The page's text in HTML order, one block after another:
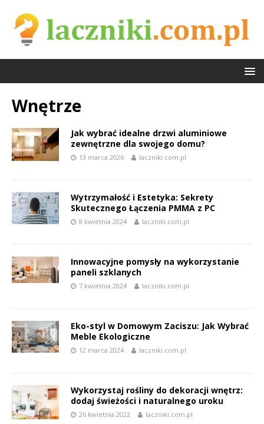
Wnętrze
Jak wybrać idealne drzwi aluminiowe
zewnętrzne dla swojego domu?
13 marca 2026 laczniki.com.pl
Wytrzymałość i Estetyka: Sekrety
Skutecznego Łączenia PMMA z PC
8 kwietnia 2024 laczniki.com.pl
Innowacyjne pomysły na wykorzystanie
paneli szklanych
7 kwietnia 2024 laczniki.com.pl
Eko-styl w Domowym Zaciszu: Jak Wybrać
Meble Ekologiczne
12 marca 2024 laczniki.com.pl
Wykorzystaj rośliny do dekoracji wnętrz:
dodaj świeżości i naturalnego uroku
26 kwietnia 2022 laczniki.com.pl